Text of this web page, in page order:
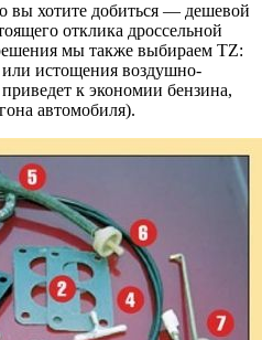
вы хотите добиться — дешевой
отклика дроссельной
мы также выбираем TZ:
или истощения воздушно-
к экономии бензина,
автомобиля).